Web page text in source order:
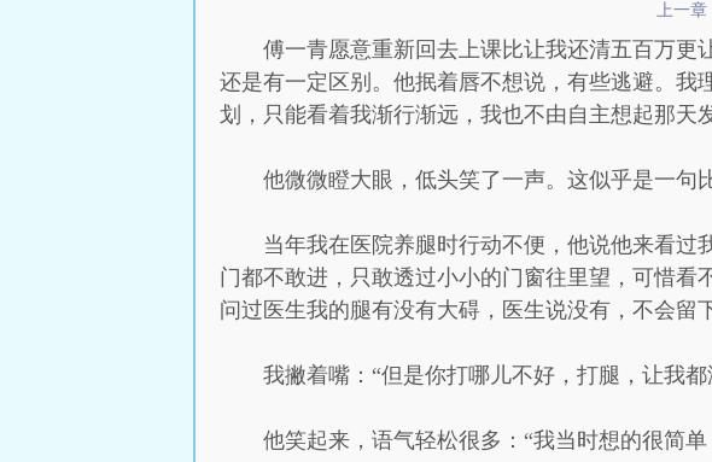
上一章
傅一青愿意重新回去上课比让我还清五百万更
还是有一定区别。他抿着唇不想说，有些逃避。
划，只能看着我渐行渐远，我也不由自主想起那天
他微微瞪大眼，低头笑了一声。这似乎是一句
当年我在医院养腿时行动不便，他说他来看
门都不敢进，只敢透过小小的门窗往里望，可惜
问过医生我的腿有没有大碍，医生说没有，不会留
我撇着嘴：“但是你打哪儿不好，打腿，让我
他笑起来，语气轻松很多：“我当时想的很简